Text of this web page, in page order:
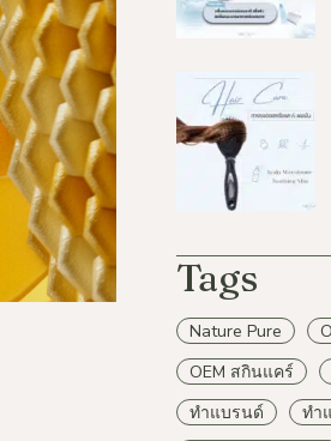
Tags
Nature Pure
OEM สกินแคร์
ทำแบรนด์
ทำ